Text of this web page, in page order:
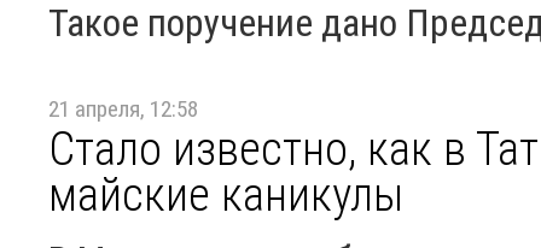
Такое поручение дано
21 апреля, 12:58
Стало известно, как в
майские каникулы